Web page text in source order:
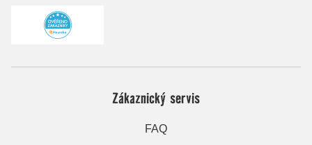
Zákaznický servis
FAQ